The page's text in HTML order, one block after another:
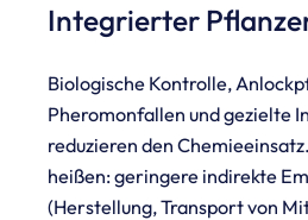
Integrierter
Biologische Kontrolle,
Pheromonfallen und gezielte
reduzieren den
heißen: geringere indirekte
(Herstellung, Transport von